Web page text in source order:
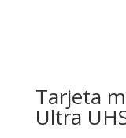
Tarjeta
Ultra